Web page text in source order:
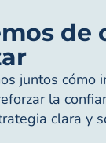
de
juntos cómo
la
clara y